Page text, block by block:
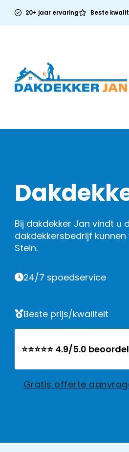
20+ jaar ervaring Beste
Bij dakdekker Jan vindt u
dakdekkersbedrijf
Stein.
24/7 spoedservice
Beste prijs/kwaliteit
⭐⭐⭐⭐⭐ 4.9/5.0
Gratis offerte